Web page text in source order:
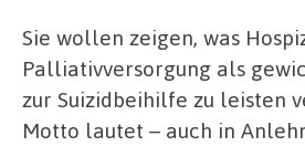
Sie wollen zeigen, was
Palliativversorgung als
zur Suizidbeihilfe zu leisten
Motto lautet – auch in